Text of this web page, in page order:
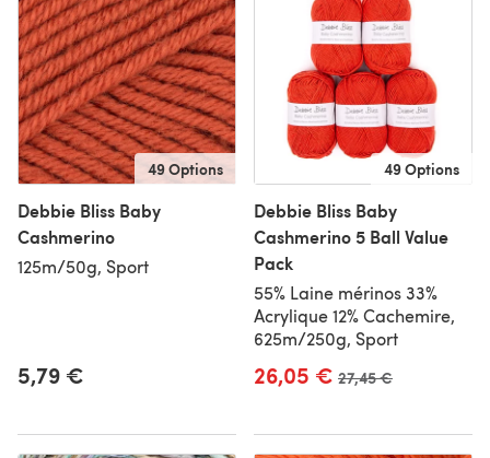
49 Options
Debbie Bliss Baby
Cashmerino
125m/50g, Sport
5,79 €
49 Options
Debbie Bliss Baby
Cashmerino 5 Ball Value
Pack
55% Laine mérinos 33%
Acrylique 12% Cachemire,
625m/250g, Sport
26,05 € Ancien prix
27,45 €